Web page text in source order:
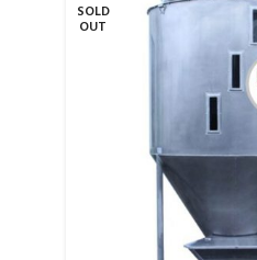
SOLD
OUT